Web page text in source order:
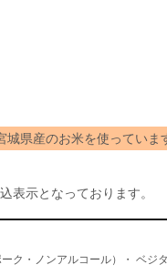
城県産のお米を使っていま
表示となっております。
ク・ノンアルコール）・ ベジ